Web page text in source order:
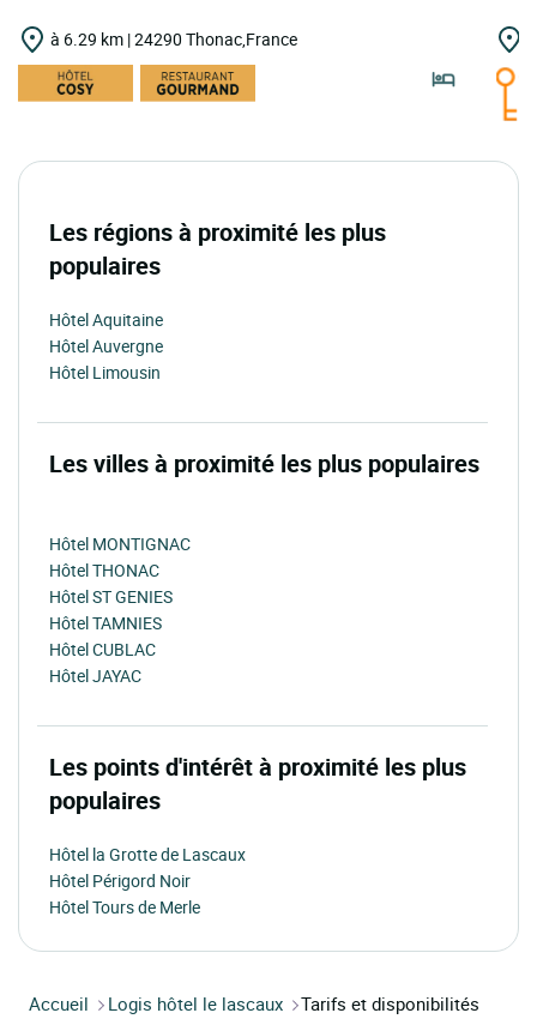
à 6.29 km | 24290 Thonac,France
Les régions à proximité les plus
populaires
Hôtel Aquitaine
Hôtel Auvergne
Hôtel Limousin
Les villes à proximité les plus populaires
Hôtel MONTIGNAC
Hôtel THONAC
Hôtel ST GENIES
Hôtel TAMNIES
Hôtel CUBLAC
Hôtel JAYAC
Les points d'intérêt à proximité les plus
populaires
Hôtel la Grotte de Lascaux
Hôtel Périgord Noir
Hôtel Tours de Merle
Accueil Logis hôtel le lascaux Tarifs et disponibilités